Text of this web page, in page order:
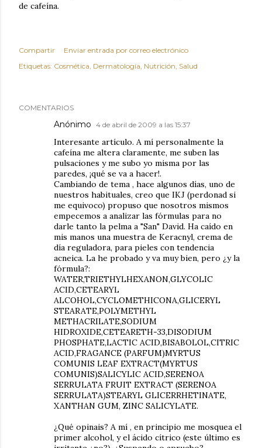
de cafeína.
Compartir
Enviar entrada por correo electrónico
Etiquetas: Cosmética Dermatología Nutrición Salud
COMENTARIOS
Anónimo 4 de abril de 2009 a las 15:37
Interesante artículo. A mí personalmente la
cafeína me altera claramente, me suben las
pulsaciones y me subo yo misma por las
paredes, ¡qué se va a hacer!.
Cambiando de tema , hace algunos días, uno de
nuestros habituales, creo que IKJ (perdonad si
me equivoco) propuso que nosotros mismos
empecemos a analizar las fórmulas para no
darle tanto la pelma a "San" David. Ha caído en
mis manos una muestra de Keracnyl, crema de
día reguladora, para pieles con tendencia
acneica. La he probado y va muy bien, pero ¿y la
fórmula?:
WATER,TRIETHYLHEXANON,GLYCOLIC
ACID,CETEARYL
ALCOHOL,CYCLOMETHICONA,GLICERYL
STEARATE,POLYMETHYL
METHACRILATE,SODIUM
HIDROXIDE,CETEARETH-33,DISODIUM
PHOSPHATE,LACTIC ACID,BISABOLOL,CITRIC
ACID,FRAGANCE (PARFUM)MYRTUS
COMUNIS LEAF EXTRACT(MYRTUS
COMUNIS)SALICYLIC ACID,SERENOA
SERRULATA FRUIT EXTRACT (SERENOA
SERRULATA)STEARYL GLICERRHETINATE,
XANTHAN GUM, ZINC SALICYLATE.
¿Qué opinais? A mí , en principio me mosquea el
primer alcohol, y el ácido cítrico (este último es